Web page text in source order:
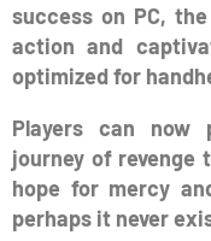
success on PC,
action and
optimized for
Players can now
journey of revenge
hope for mercy
perhaps it never